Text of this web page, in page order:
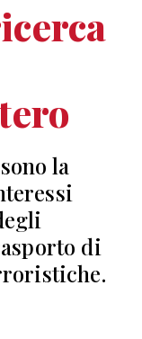
la
di